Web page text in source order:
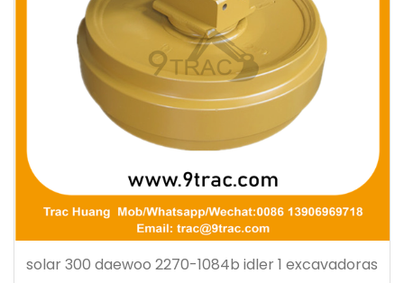
solar 300 daewoo 2270-1084b idler 1 excavadoras